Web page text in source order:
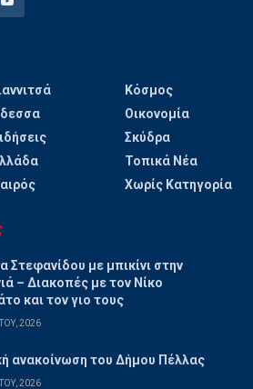
Κόσμος
Οικονομία
Σκύδρα
Τοπικά Νέα
Χωρίς Κατηγορία
Στεφανίδου με μπικίνι στην
– Διακοπές με τον Νίκο
και τον γιο τους
2026
ανακοίνωση του Δήμου Πέλλας
2026